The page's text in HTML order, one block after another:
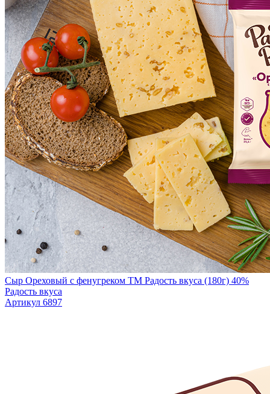
Сыр Ореховый с фенугреком TM Радость вкуса (180г) 40%
Радость вкуса
Артикул 6897